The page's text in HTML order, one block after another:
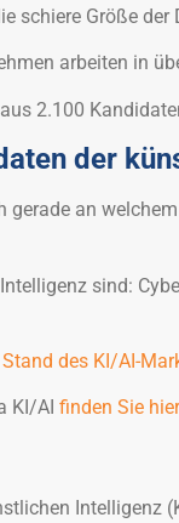
schiere Größe der
arbeiten in
2.100
der
an
sind:
des KI/AI-
KI/AI finden Sie hier
Intelligenz